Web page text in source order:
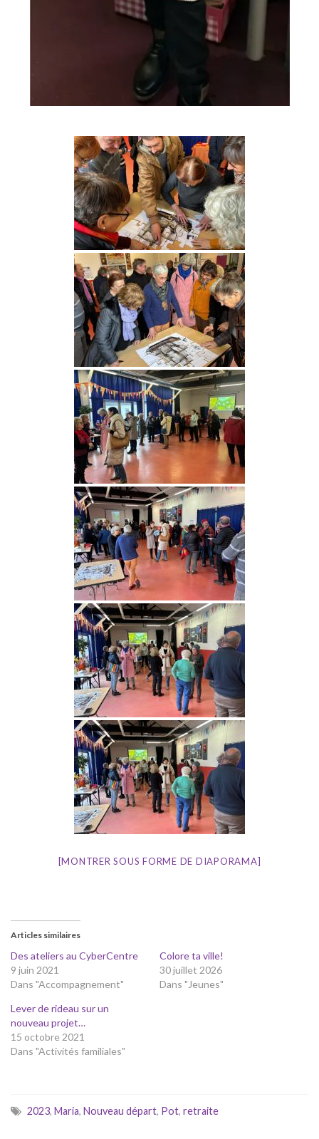
[MONTRER SOUS FORME DE DIAPORAMA]
Articles similaires
Des ateliers au CyberCentre
9 juin 2021
Dans "Accompagnement"
Colore ta ville!
30 juillet 2026
Dans "Jeunes"
Lever de rideau sur un
nouveau projet…
15 octobre 2021
Dans "Activités familiales"
2023, Maria, Nouveau départ, Pot, retraite